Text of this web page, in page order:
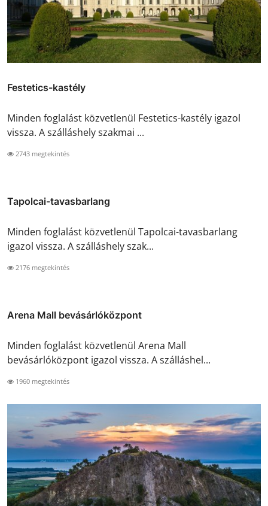
Festetics-kastély
Minden foglalást közvetlenül Festetics-kastély igazol
vissza. A szálláshely szakmai ...
2743 megtekintés
Tapolcai-tavasbarlang
Minden foglalást közvetlenül Tapolcai-tavasbarlang
igazol vissza. A szálláshely szak...
2176 megtekintés
Arena Mall bevásárlóközpont
Minden foglalást közvetlenül Arena Mall
bevásárlóközpont igazol vissza. A szálláshel...
1960 megtekintés